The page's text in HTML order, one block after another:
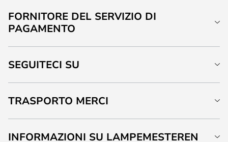
FORNITORE DEL SERVIZIO DI
PAGAMENTO
SEGUITECI SU
TRASPORTO MERCI
INFORMAZIONI SU LAMPEMESTEREN